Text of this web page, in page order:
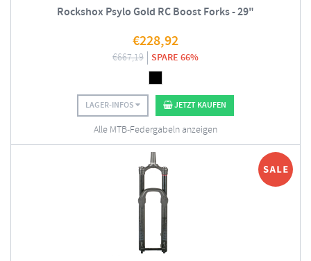
Rockshox Psylo Gold RC Boost Forks - 29"
€228,92
€667,19 SPARE 66%
LAGER-INFOS JETZT KAUFEN
Alle MTB-Federgabeln anzeigen